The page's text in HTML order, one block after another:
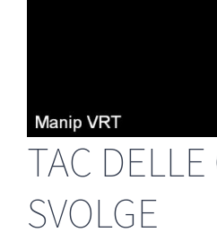
TAC DELLE
SVOLGE